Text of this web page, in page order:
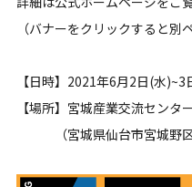
（バナーをクリックすると別
【日時】2021年6月2日(水)~3
【場所】宮城産業交流セン
（宮城県仙台市宮城野区